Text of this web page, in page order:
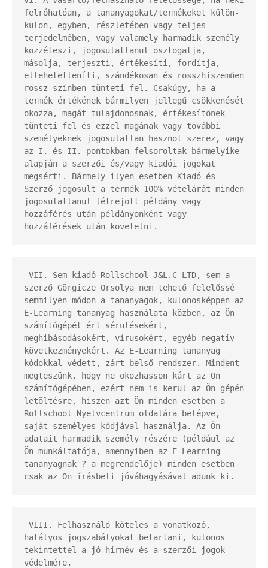
felróhatóan, a tananyagokat/termékeket külön-
külön, egyben, részletében vagy teljes
terjedelmében, vagy valamely harmadik személy
közzéteszi, jogosulatlanul osztogatja,
másolja, terjeszti, értékesíti, fordítja,
ellehetetleníti, szándékosan és rosszhiszeműen
rossz színben tünteti fel. Csakúgy, ha a
termék értékének bármilyen jellegű csökkenését
okozza, magát tulajdonosnak, értékesítőnek
tünteti fel és ezzel magának vagy további
személyeknek jogosulatlan hasznot szerez, vagy
az I. és II. pontokban felsoroltak bármelyike
alapján a szerzői és/vagy kiadói jogokat
megsérti. Bármely ilyen esetben Kiadó és
Szerző jogosult a termék 100% vételárát minden
jogosulatlanul létrejött példány vagy
hozzáférés után példányonként vagy
hozzáférések után követelni.
szerző Görgicze Orsolya nem tehető felelőssé
semmilyen módon a tananyagok, különösképpen az
E-Learning tananyag használata közben, az Ön
számítógépét ért sérülésekért,
meghibásodásokért, vírusokért, egyéb negatív
következményekért. Az E-Learning tananyag
kódokkal védett, zárt belső rendszer. Mindent
megteszünk, hogy ne okozhasson kárt az Ön
számítógépében, ezért nem is kerül az Ön gépén
letöltésre, hiszen azt Ön minden esetben a
Rollschool Nyelvcentrum oldalára belépve,
saját személyes kódjával használja. Az Ön
adatait harmadik személy részére (például az
Ön munkáltatója, amennyiben az E-Learning
tananyagnak ? a megrendelője) minden esetben
csak az Ön írásbeli jóváhagyásával adunk ki.
hatályos jogszabályokat betartani, különös
tekintettel a jó hírnév és a szerzői jogok
védelmére.